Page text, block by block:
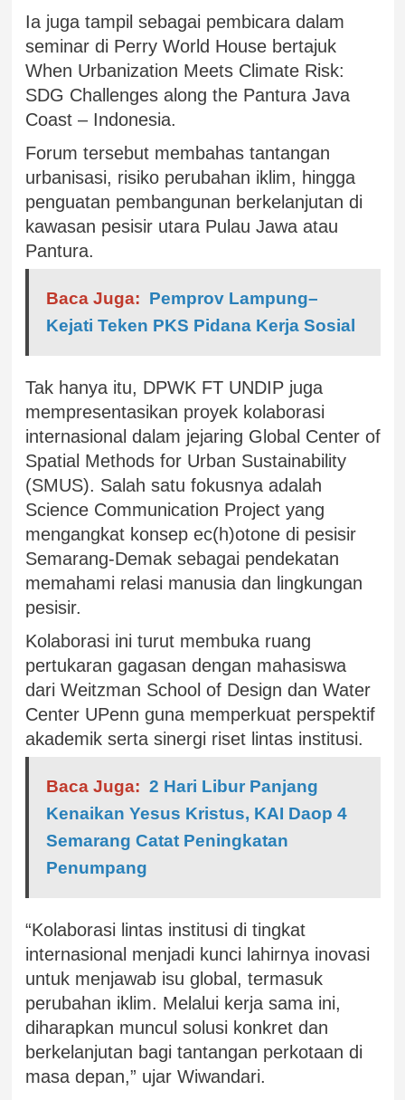
Ia juga tampil sebagai pembicara dalam
seminar di Perry World House bertajuk
When Urbanization Meets Climate Risk:
SDG Challenges along the Pantura Java
Coast – Indonesia.
Forum tersebut membahas tantangan
urbanisasi, risiko perubahan iklim, hingga
penguatan pembangunan berkelanjutan di
kawasan pesisir utara Pulau Jawa atau
Pantura.
Baca Juga: Pemprov Lampung–
Kejati Teken PKS Pidana Kerja Sosial
Tak hanya itu, DPWK FT UNDIP juga
mempresentasikan proyek kolaborasi
internasional dalam jejaring Global Center of
Spatial Methods for Urban Sustainability
(SMUS). Salah satu fokusnya adalah
Science Communication Project yang
mengangkat konsep ec(h)otone di pesisir
Semarang-Demak sebagai pendekatan
memahami relasi manusia dan lingkungan
pesisir.
Kolaborasi ini turut membuka ruang
pertukaran gagasan dengan mahasiswa
dari Weitzman School of Design dan Water
Center UPenn guna memperkuat perspektif
akademik serta sinergi riset lintas institusi.
Baca Juga: 2 Hari Libur Panjang
Kenaikan Yesus Kristus, KAI Daop 4
Semarang Catat Peningkatan
Penumpang
“Kolaborasi lintas institusi di tingkat
internasional menjadi kunci lahirnya inovasi
untuk menjawab isu global, termasuk
perubahan iklim. Melalui kerja sama ini,
diharapkan muncul solusi konkret dan
berkelanjutan bagi tantangan perkotaan di
masa depan,” ujar Wiwandari.